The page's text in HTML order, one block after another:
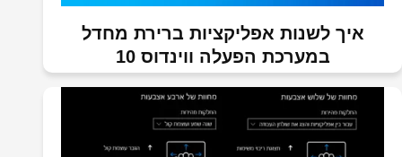
איך לשנות אפליקציות ברירת מחדל
במערכת הפעלה ווינדוס 10